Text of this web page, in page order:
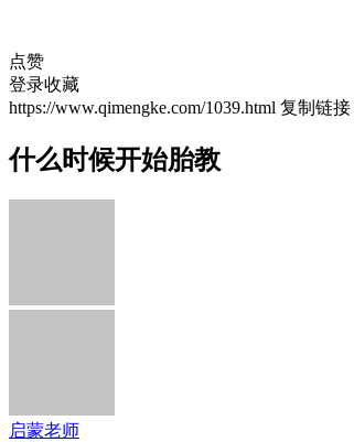
点赞
登录收藏
https://www.qimengke.com/1039.html 复制链接
什么时候开始胎教
启蒙老师